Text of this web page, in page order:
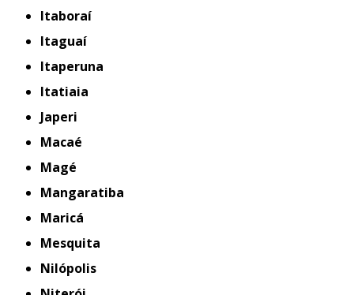
Itaboraí
Itaguaí
Itaperuna
Itatiaia
Japeri
Macaé
Magé
Mangaratiba
Maricá
Mesquita
Nilópolis